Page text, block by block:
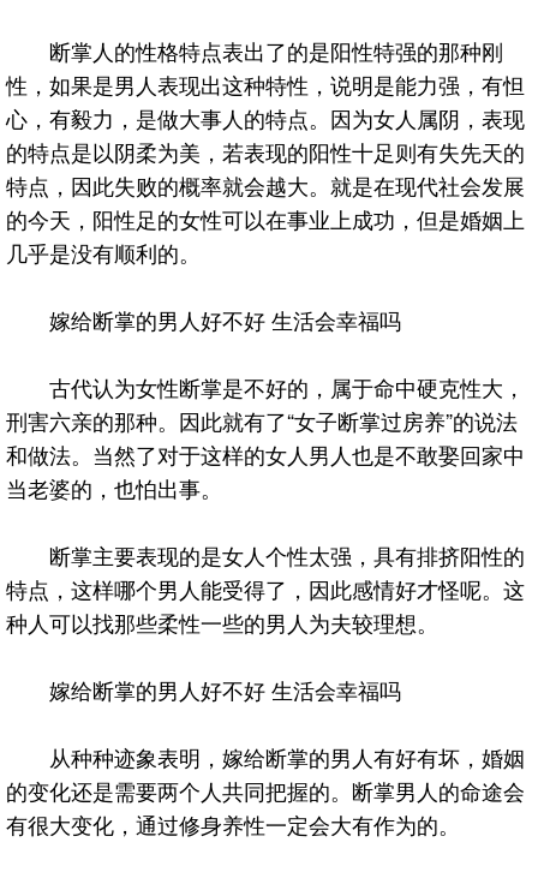
断掌人的性格特点表出了的是阳性特强的那种刚
性，如果是男人表现出这种特性，说明是能力强，有怛
心，有毅力，是做大事人的特点。因为女人属阴，表现
的特点是以阴柔为美，若表现的阳性十足则有失先天的
特点，因此失败的概率就会越大。就是在现代社会发展
的今天，阳性足的女性可以在事业上成功，但是婚姻上
几乎是没有顺利的。
嫁给断掌的男人好不好 生活会幸福吗
古代认为女性断掌是不好的，属于命中硬克性大，
刑害六亲的那种。因此就有了“女子断掌过房养”的说法
和做法。当然了对于这样的女人男人也是不敢娶回家中
当老婆的，也怕出事。
断掌主要表现的是女人个性太强，具有排挤阳性的
特点，这样哪个男人能受得了，因此感情好才怪呢。这
种人可以找那些柔性一些的男人为夫较理想。
嫁给断掌的男人好不好 生活会幸福吗
从种种迹象表明，嫁给断掌的男人有好有坏，婚姻
的变化还是需要两个人共同把握的。断掌男人的命途会
有很大变化，通过修身养性一定会大有作为的。